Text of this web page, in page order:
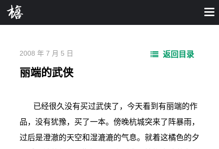
返回目录
2008 年 7 月 5 日
丽端的武侠
已经很久没有买过武侠了，今天看到有丽端的作
品，没有犹豫，买了一本。傍晚杭城突来了阵暴雨，
过后是澄澈的天空和湿漉漉的气息。就着这橘色的夕